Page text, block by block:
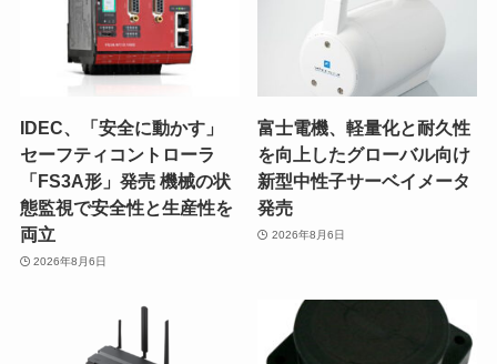
IDEC、「安全に動かす」
セーフティコントローラ
「FS3A形」発売 機械の状
態監視で安全性と生産性を
両立
2026年8月6日
富士電機、軽量化と耐久性
を向上したグローバル向け
新型中性子サーベイメータ
発売
2026年8月6日